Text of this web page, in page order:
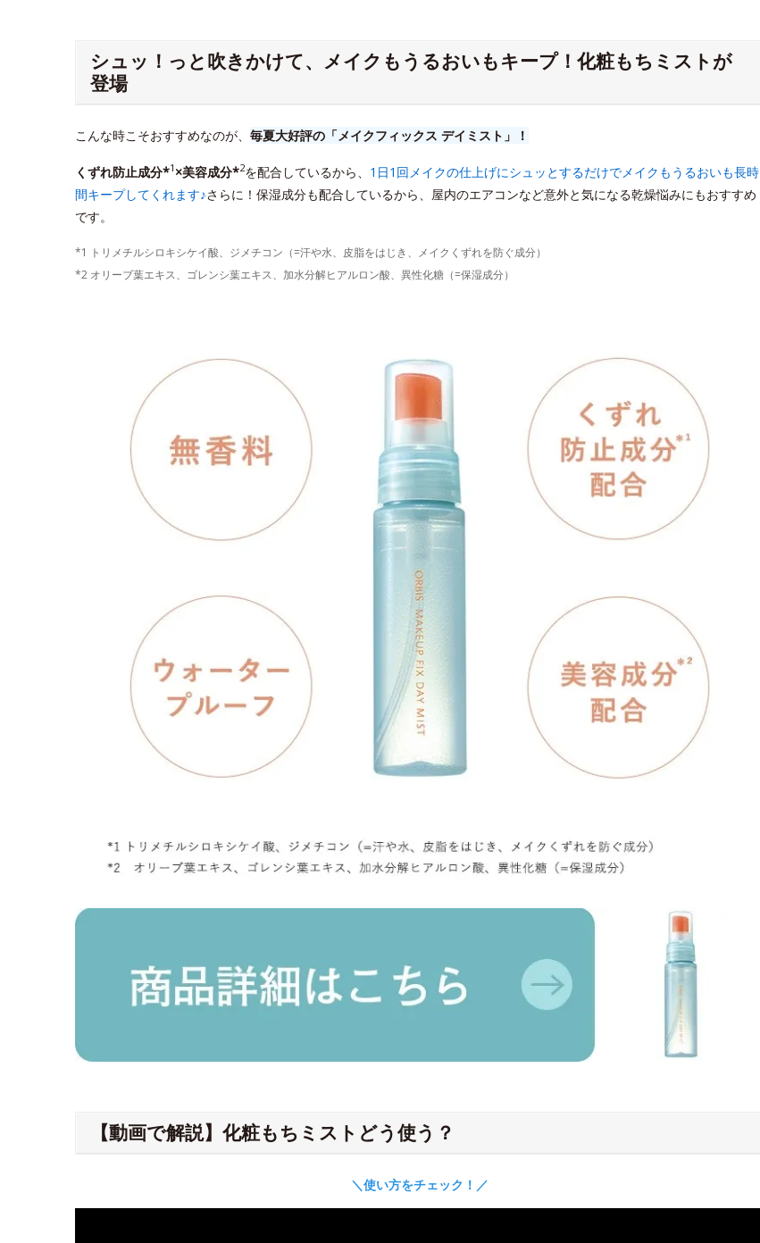
シュッ！っと吹きかけて、メイクもうるおいもキープ！化粧もちミストが
登場
こんな時こそおすすめなのが、 毎夏大好評の「メイクフィックス デイミスト」！
くずれ防止成分*1 ×美容成分*2を配合しているから、 1日1回メイクの仕上げにシュッとするだけでメイクもうるおいも長時
間キープしてくれます♪さらに！保湿成分も配合しているから、屋内のエアコンなど意外と気になる乾燥悩みにもおすすめ
です。
*1 トリメチルシロキシケイ酸、ジメチコン（=汗や水、皮脂をはじき、メイクくずれを防ぐ成分）
*2 オリーブ葉エキス、ゴレンシ葉エキス、加水分解ヒアルロン酸、異性化糖（=保湿成分）
【動画で解説】化粧もちミストどう使う？
＼使い方をチェック！／